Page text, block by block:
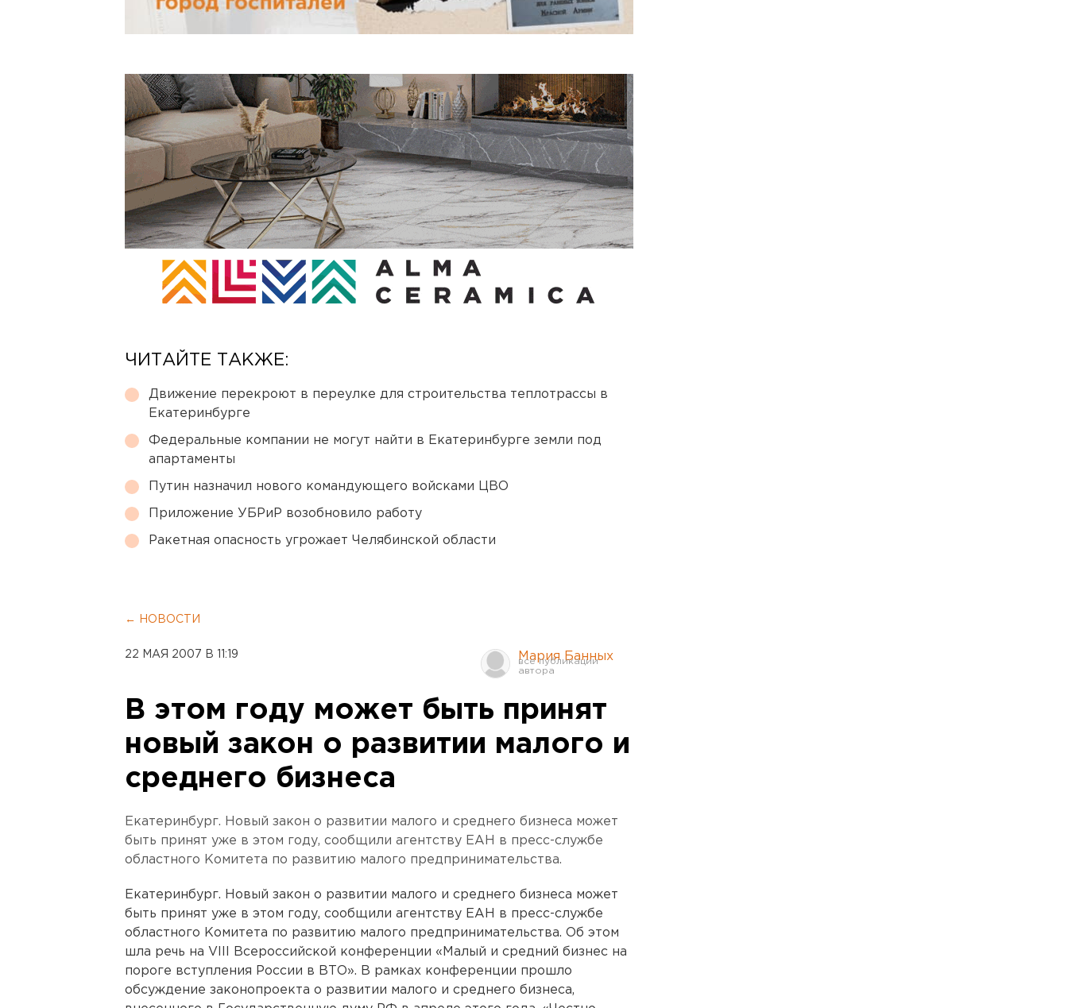
ЧИТАЙТЕ ТАКЖЕ:
Движение перекроют в переулке для строительства теплотрассы в
Екатеринбурге
Федеральные компании не могут найти в Екатеринбурге земли под
апартаменты
Путин назначил нового командующего войсками ЦВО
Приложение УБРиР возобновило работу
Ракетная опасность угрожает Челябинской области
← НОВОСТИ
22 МАЯ 2007 В 11:19 Мария Банных
В этом году может быть принят
новый закон о развитии малого и
среднего бизнеса
Екатеринбург. Новый закон о развитии малого и среднего бизнеса может
быть принят уже в этом году, сообщили агентству ЕАН в пресс-службе
областного Комитета по развитию малого предпринимательства.
Екатеринбург. Новый закон о развитии малого и среднего бизнеса может
быть принят уже в этом году, сообщили агентству ЕАН в пресс-службе
областного Комитета по развитию малого предпринимательства. Об этом
шла речь на VIII Всероссийской конференции «Малый и средний бизнес на
пороге вступления России в ВТО». В рамках конференции прошло
обсуждение законопроекта о развитии малого и среднего бизнеса,